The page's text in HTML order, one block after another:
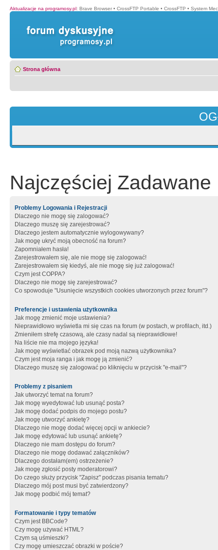
Aktualizacje na programosy.pl: Brave Browser • CrossFTP Portable • CrossFTP • System
Strona główna
Najczęściej Zadawane
Problemy Logowania i Rejestracji
Dlaczego nie mogę się zalogować?
Dlaczego muszę się zarejestrować?
Dlaczego jestem automatycznie wylogowywany?
Jak mogę ukryć moją obecność na forum?
Zapomniałem hasła!
Zarejestrowałem się, ale nie mogę się zalogować!
Zarejestrowałem się kiedyś, ale nie mogę się już zalogować!
Czym jest COPPA?
Dlaczego nie mogę się zarejestrować?
Co spowoduje "Usunięcie wszystkich cookies utworzonych przez forum"?
Preferencje i ustawienia użytkownika
Jak mogę zmienić moje ustawienia?
Nieprawidłowo wyświetla mi się czas na forum (w postach, w profilach, itd.)
Zmieniłem strefę czasową, ale czasy nadal są nieprawidłowe!
Na liście nie ma mojego języka!
Jak mogę wyświetlać obrazek pod moją nazwą użytkownika?
Czym jest moja ranga i jak mogę ją zmienić?
Dlaczego muszę się zalogować po kliknięciu w przycisk "e-mail"?
Problemy z pisaniem
Jak utworzyć temat na forum?
Jak mogę wyedytować lub usunąć posta?
Jak mogę dodać podpis do mojego postu?
Jak mogę utworzyć ankietę?
Dlaczego nie mogę dodać więcej opcji w ankiecie?
Jak mogę edytować lub usunąć ankietę?
Dlaczego nie mam dostępu do forum?
Dlaczego nie mogę dodawać załączników?
Dlaczego dostałam(em) ostrzeżenie?
Jak mogę zgłosić posty moderatorowi?
Do czego służy przycisk "Zapisz" podczas pisania tematu?
Dlaczego mój post musi być zatwierdzony?
Jak mogę podbić mój temat?
Formatowanie i typy tematów
Czym jest BBCode?
Czy mogę używać HTML?
Czym są uśmieszki?
Czy mogę umieszczać obrazki w poście?